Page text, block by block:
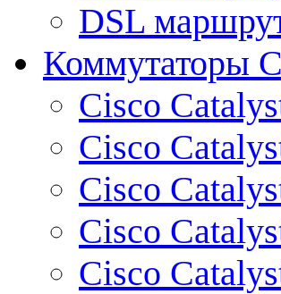
DSL
Коммутаторы
Cisco
Cisco
Cisco
Cisco
Cisco